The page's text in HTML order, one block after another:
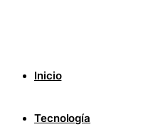
Inicio
Tecnología